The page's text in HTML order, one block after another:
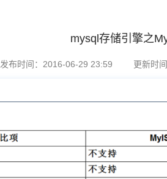
mysql存储引擎之
发布时间：2016-06-29 23:59 更新时